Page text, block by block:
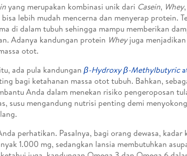
yang merupakan kombinasi unik dari Casein, Whey
lebih mudah mencerna dan menyerap protein.
di dalam tubuh sehingga mampu memberikan
Adanya kandungan protein Wheyjuga
otot.
ada pula kandungan β-Hydroxy β-Methylbutyric
bagi ketahanan massa otot tubuh. Bahkan,
Anda dalam menekan risiko pengeroposan
susu mengandung nutrisi penting demi
perhatikan. Pasalnya, bagi orang dewasa,
1.000 mg, sedangkan lansia membutuhkan